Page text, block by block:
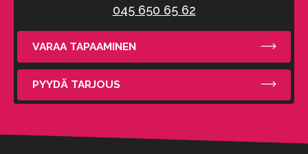
045 650 65 62
VARAA TAPAAMINEN
PYYDÄ TARJOUS